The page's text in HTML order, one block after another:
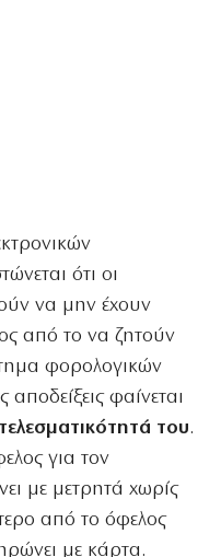
ότι οι
να μην έχουν
από το να ζητούν
φορολογικών
φαίνεται
του.
για τον
με μετρητά χωρίς
από το όφελος
με κάρτα.